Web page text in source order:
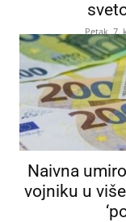
Petak, 7.
Naivna
vojniku u